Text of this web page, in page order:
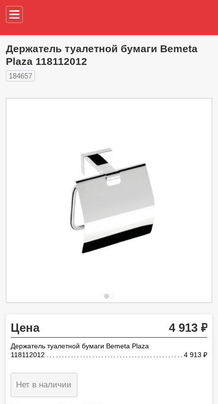
Держатель туалетной бумаги Bemeta
Plaza 118112012
184657
Цена 4 913
Держатель туалетной бумаги Bemeta Plaza
118112012
4 913
Нет в наличии